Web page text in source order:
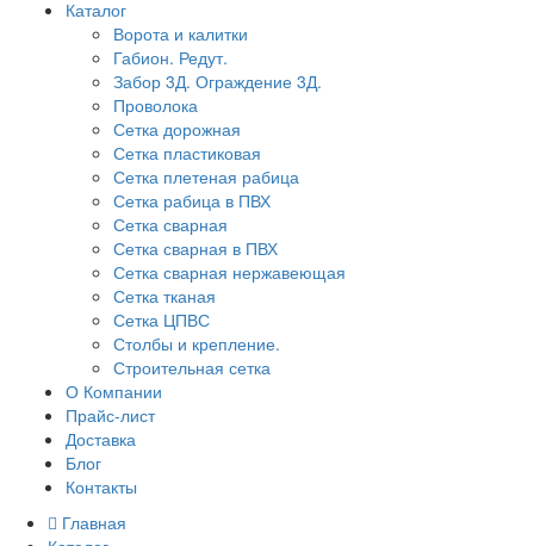
Каталог
Ворота и калитки
Габион. Редут.
Забор 3Д. Ограждение 3Д.
Проволока
Сетка дорожная
Сетка пластиковая
Сетка плетеная рабица
Сетка рабица в ПВХ
Сетка сварная
Сетка сварная в ПВХ
Сетка сварная нержавеющая
Сетка тканая
Сетка ЦПВС
Столбы и крепление.
Строительная сетка
О Компании
Прайс-лист
Доставка
Блог
Контакты
Главная